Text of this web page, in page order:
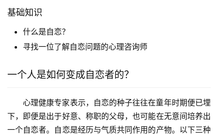
基础知识
什么是自恋？
寻找一位了解自恋问题的心理咨询师
一个人是如何变成自恋者的？
心理健康专家表示，自恋的种子往往在童年时期便已埋
下，即便是出于好意、称职的父母，也可能在无意间培养出
一个自恋者。自恋是经历与气质共同作用的产物。以下三种